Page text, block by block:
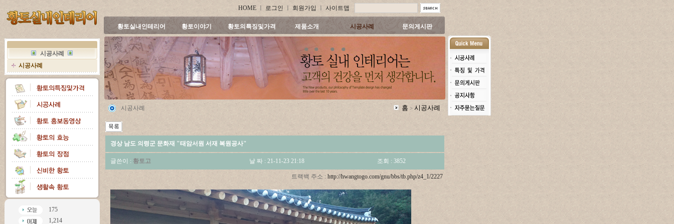
HOME 로그인 회원가입 사이트맵
황토실내인테리어 황토이야기 황토의특징및가격 제품소개 시공사례 문의게시판
시공사례
시공사례
175
1,214
시공사례 홈 > 시공사례
경상 남도 의령군 문화재 "태암서원 서재 복원공사"
글쓴이 : 황토고 날 짜 : 21-11-23 21:18 조회 : 3852
트랙백 주소 : http://hwangtogo.com/gnu/bbs/tb.php/z4_1/2227